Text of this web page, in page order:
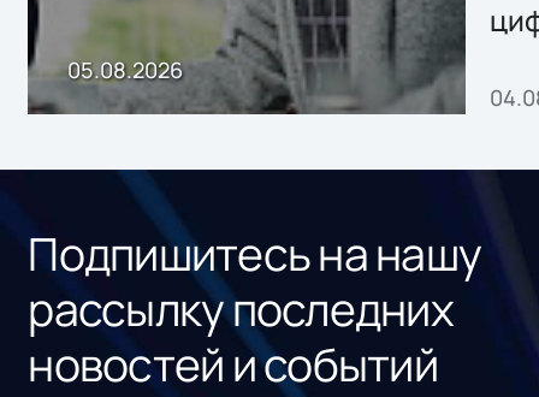
05.08.2026
Подпишитесь на нашу
рассылку последних
новостей и событий